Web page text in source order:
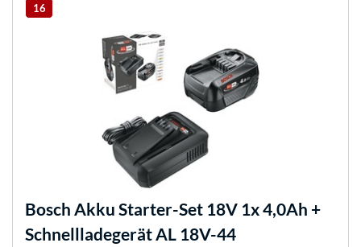
16
Bosch Akku Starter-Set 18V 1x 4,0Ah +
Schnellladegerät AL 18V-44